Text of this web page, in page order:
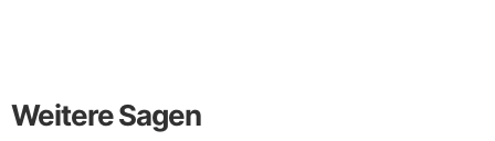
Weitere Sagen